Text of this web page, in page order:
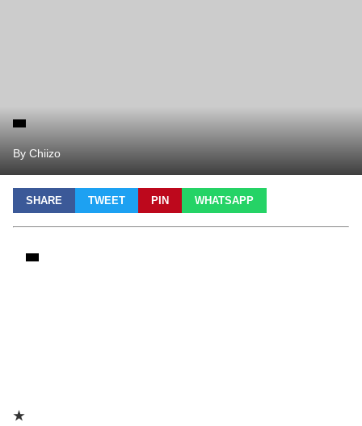
By Chiizo
SHARE TWEET PIN WHATSAPP
★